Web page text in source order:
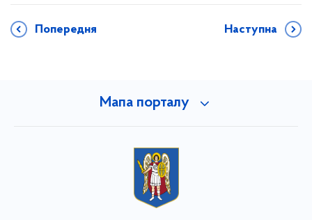
Попередня Наступна
Мапа порталу